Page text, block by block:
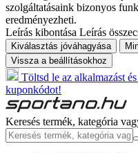
szolgáltatásaink bizonyos
eredményezheti.
Leírás kibontása Leírás
Kiválasztás jóváhagyása
Vissza a beállításokhoz
Töltsd le az alkalmazást
kuponkódot!
Keresés termék, kategória